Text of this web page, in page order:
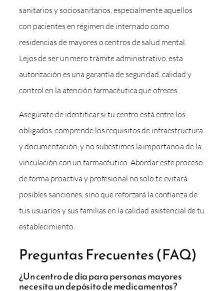
sanitarios y sociosanitarios, especialmente aquellos
con pacientes en régimen de internado como
residencias de mayores o centros de salud mental.
Lejos de ser un mero trámite administrativo, esta
autorización es una garantía de seguridad, calidad y
control en la atención farmacéutica que ofreces.
Asegúrate de identificar si tu centro está entre los
obligados, comprende los requisitos de infraestructura
y documentación, y no subestimes la importancia de la
vinculación con un farmacéutico. Abordar este proceso
de forma proactiva y profesional no solo te evitará
posibles sanciones, sino que reforzará la confianza de
tus usuarios y sus familias en la calidad asistencial de tu
establecimiento.
Preguntas Frecuentes (FAQ)
¿Un centro de día para personas mayores
necesita un depósito de medicamentos?